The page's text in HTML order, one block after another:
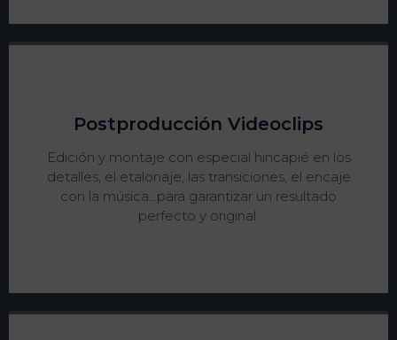
Postproducción Videoclips
Edición y montaje con especial hincapié en los
detalles, el etalonaje, las transiciones, el encaje
con la música...para garantizar un resultado
perfecto y original.